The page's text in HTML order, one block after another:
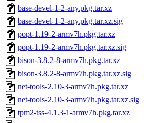
base-devel-1-2-any.pkg.tar.xz
base-devel-1-2-any.pkg.tar.xz.sig
popt-1.19-2-armv7h.pkg.tar.xz
popt-1.19-2-armv7h.pkg.tar.xz.sig
bison-3.8.2-8-armv7h.pkg.tar.xz
bison-3.8.2-8-armv7h.pkg.tar.xz.sig
net-tools-2.10-3-armv7h.pkg.tar.xz
net-tools-2.10-3-armv7h.pkg.tar.xz.sig
tpm2-tss-4.1.3-1-armv7h.pkg.tar.xz